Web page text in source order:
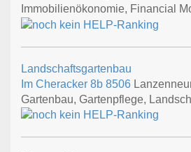
Immobilienökonomie, Financial
Landschaftsgartenbau
Im Cheracker 8b 8506
Gartenbau, Gartenpflege,